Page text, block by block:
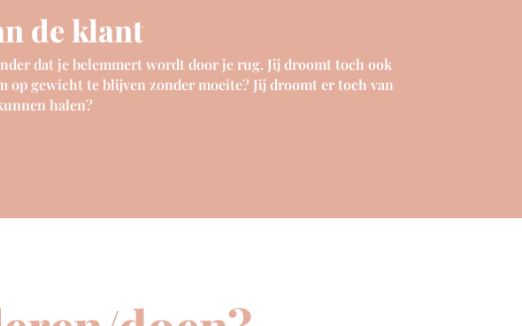
de klant
dat je belemmert wordt door je rug. Jij droomt toch ook
op gewicht te blijven zonder moeite? Jij droomt er toch van
halen?